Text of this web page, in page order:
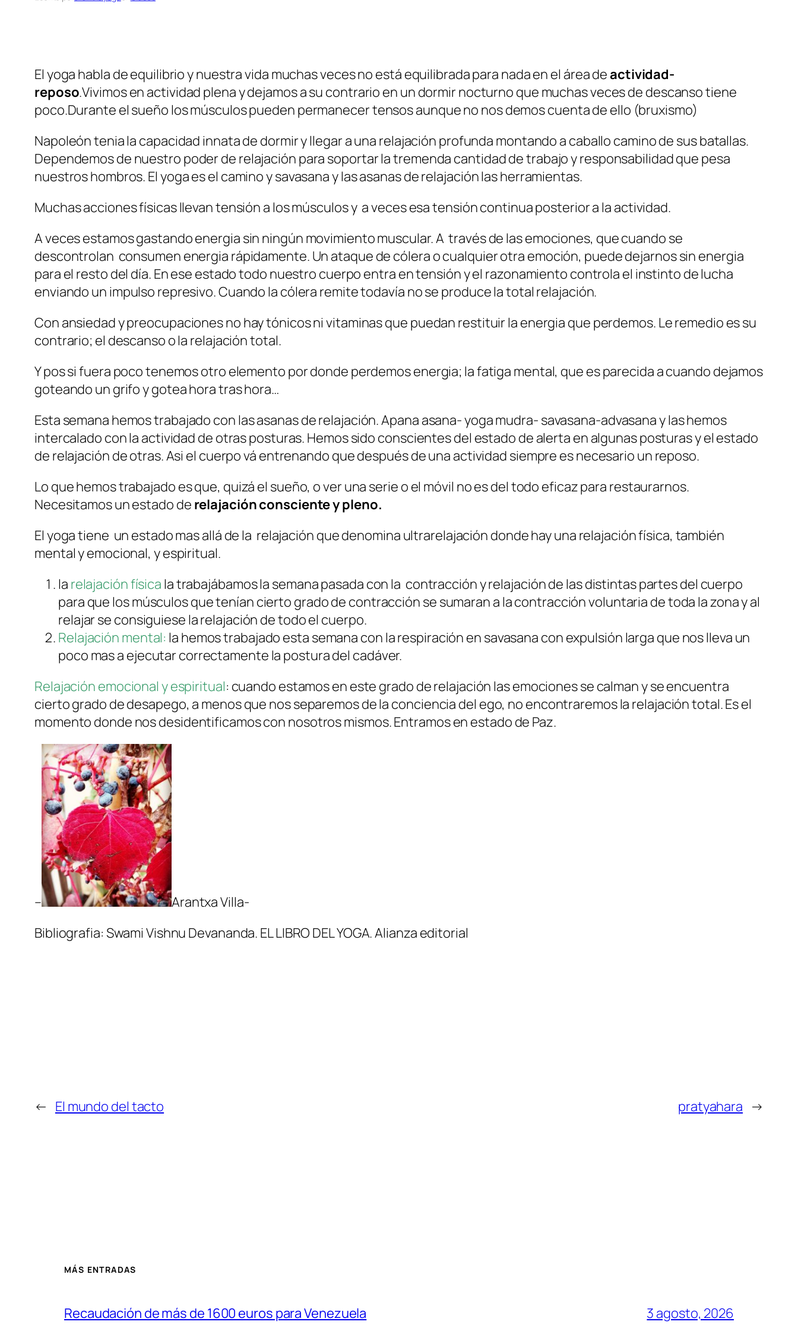
El yoga habla de equilibrio y nuestra vida muchas veces no está equilibrada para nada en el área deactividad-
reposo.Vivimos en actividad plena y dejamos a su contrario en un dormir nocturno que muchas veces de descanso tiene
poco.Durante el sueño los músculos pueden permanecer tensos aunque no nos demos cuenta de ello (bruxismo)
Napoleón tenia la capacidad innata de dormir y llegar a una relajación profunda montando a caballo camino de sus batallas.
Dependemos de nuestro poder de relajación para soportar la tremenda cantidad de trabajo y responsabilidad que pesa
nuestros hombros. El yoga es el camino y savasana y las asanas de relajación las herramientas.
Muchas acciones físicas llevan tensión a los músculos y a veces esa tensión continua posterior a la actividad.
A veces estamos gastando energia sin ningún movimiento muscular. A través de las emociones, que cuando se
descontrolan consumen energia rápidamente. Un ataque de cólera o cualquier otra emoción, puede dejarnos sin energia
para el resto del día. En ese estado todo nuestro cuerpo entra en tensión y el razonamiento controla el instinto de lucha
enviando un impulso represivo. Cuando la cólera remite todavía no se produce la total relajación.
Con ansiedad y preocupaciones no hay tónicos ni vitaminas que puedan restituir la energia que perdemos. Le remedio es su
contrario; el descanso o la relajación total.
Y pos si fuera poco tenemos otro elemento por donde perdemos energia; la fatiga mental, que es parecida a cuando dejamos
goteando un grifo y gotea hora tras hora…
Esta semana hemos trabajado con las asanas de relajación. Apana asana- yoga mudra- savasana-advasana y las hemos
intercalado con la actividad de otras posturas. Hemos sido conscientes del estado de alerta en algunas posturas y el estado
de relajación de otras. Asi el cuerpo vá entrenando que después de una actividad siempre es necesario un reposo.
Lo que hemos trabajado es que, quizá el sueño, o ver una serie o el móvil no es del todo eficaz para restaurarnos.
Necesitamos un estado de relajación consciente y pleno.
El yoga tiene un estado mas allá de la relajación que denomina ultrarelajación donde hay una relajación física, también
mental y emocional, y espiritual.
la relajación física la trabajábamos la semana pasada con la contracción y relajación de las distintas partes del cuerpo
para que los músculos que tenían cierto grado de contracción se sumaran a la contracción voluntaria de toda la zona y al
relajar se consiguiese la relajación de todo el cuerpo.
Relajación mental: la hemos trabajado esta semana con la respiración en savasana con expulsión larga que nos lleva un
poco mas a ejecutar correctamente la postura del cadáver.
Relajación emocional y espiritual: cuando estamos en este grado de relajación las emociones se calman y se encuentra
cierto grado de desapego, a menos que nos separemos de la conciencia del ego, no encontraremos la relajación total. Es el
momento donde nos desidentificamos con nosotros mismos. Entramos en estado de Paz.
–
Arantxa Villa-
Bibliografia: Swami Vishnu Devananda. EL LIBRO DEL YOGA. Alianza editorial
← El mundo del tacto pratyahara →
MÁS ENTRADAS
Recaudación de más de 1600 euros para Venezuela 3 agosto, 2026